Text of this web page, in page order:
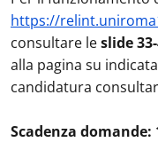
https://
consultare leslide
alla pagina su
candidatura
Scadenza domande: